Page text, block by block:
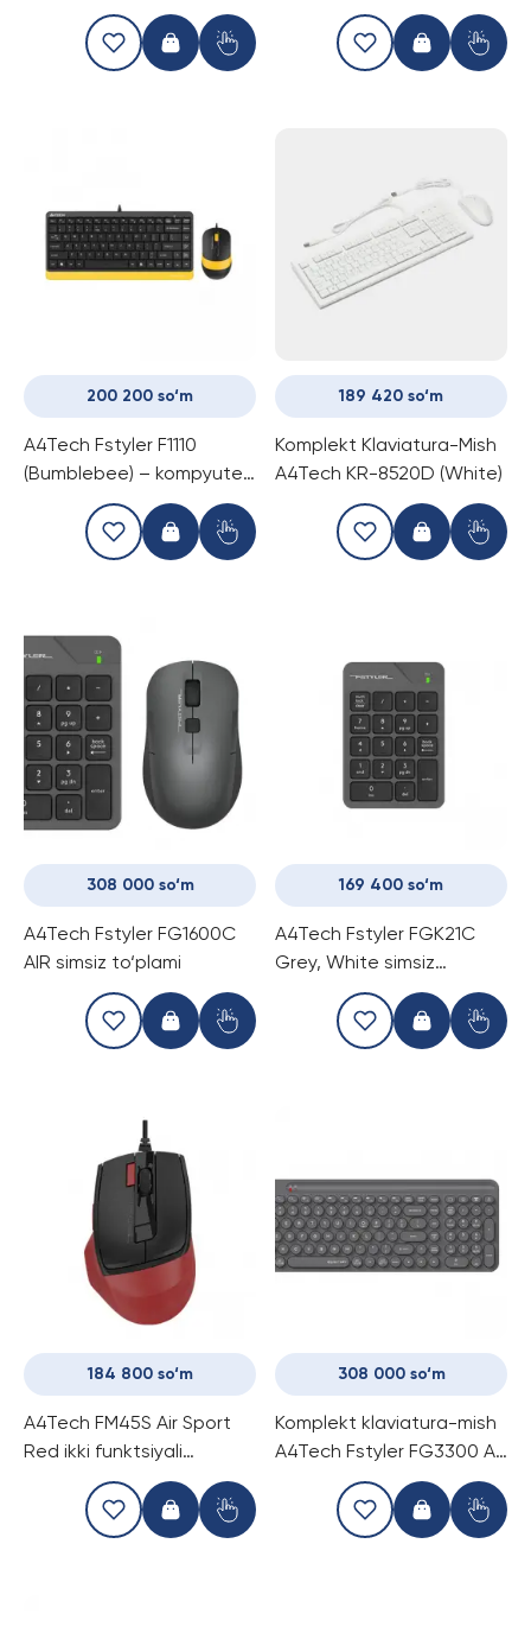
komplekt
200 200 so‘m
A4Tech Fstyler F1110
(Bumblebee) – kompyuter
uchun simli klaviatura va
sichqoncha to‘plami
189 420 so‘m
Komplekt Klaviatura-Mish
A4Tech KR-8520D (White)
308 000 so‘m
A4Tech Fstyler FG1600C
AIR simsiz to‘plami
169 400 so‘m
A4Tech Fstyler FGK21C
Grey, White simsiz
184 800 so‘m
A4Tech FM45S Air Sport
Red ikki funktsiyali
sichqoncha
308 000 so‘m
Komplekt klaviatura-mish
A4Tech Fstyler FG3300 Air